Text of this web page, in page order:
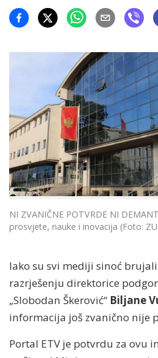
NI ZVANIČNE POTVRDE NI
prosvjete, nauke i inovacija (Foto:
Iako su svi mediji sinoć
razrješenju direktorice
„Slobodan Škerović“ Biljane
informacija još zvanično nije
Portal ETV je potvrdu za ovu